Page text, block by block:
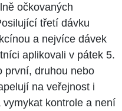
očkovaných
třetí dávku
a nejvíce dávek
aplikovali v pátek 5.
první, druhou nebo
na veřejnost i
kontrole a není